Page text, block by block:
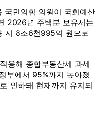
국민의힘 의원이 국회예산
2026년 주택분 보유세는
시 8조6천995억 원으로
용해 종합부동산세 과세
부에서 95%까지 높아졌
인하돼 현재까지 유지되